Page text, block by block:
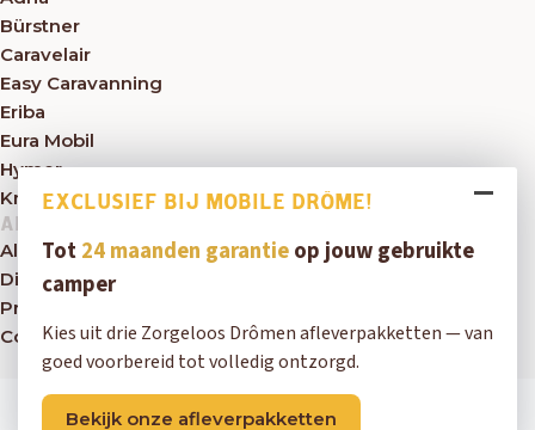
Bürstner
Caravelair
Easy Caravanning
Eriba
Eura Mobil
Hymer
Knaus
ALGEMEEN
Algemene voorwaarden
Disclaimer
Privacybeleid
Contact
Copyright © 2026 Mobile Drôme
EXCLUSIEF BIJ MOBILE DRÔME!
Tot24 maanden garantieop jouw gebruikte
camper
Kies uit drie Zorgeloos Drômen afleverpakketten — van
goed voorbereid tot volledig ontzorgd.
Bekijk onze afleverpakketten